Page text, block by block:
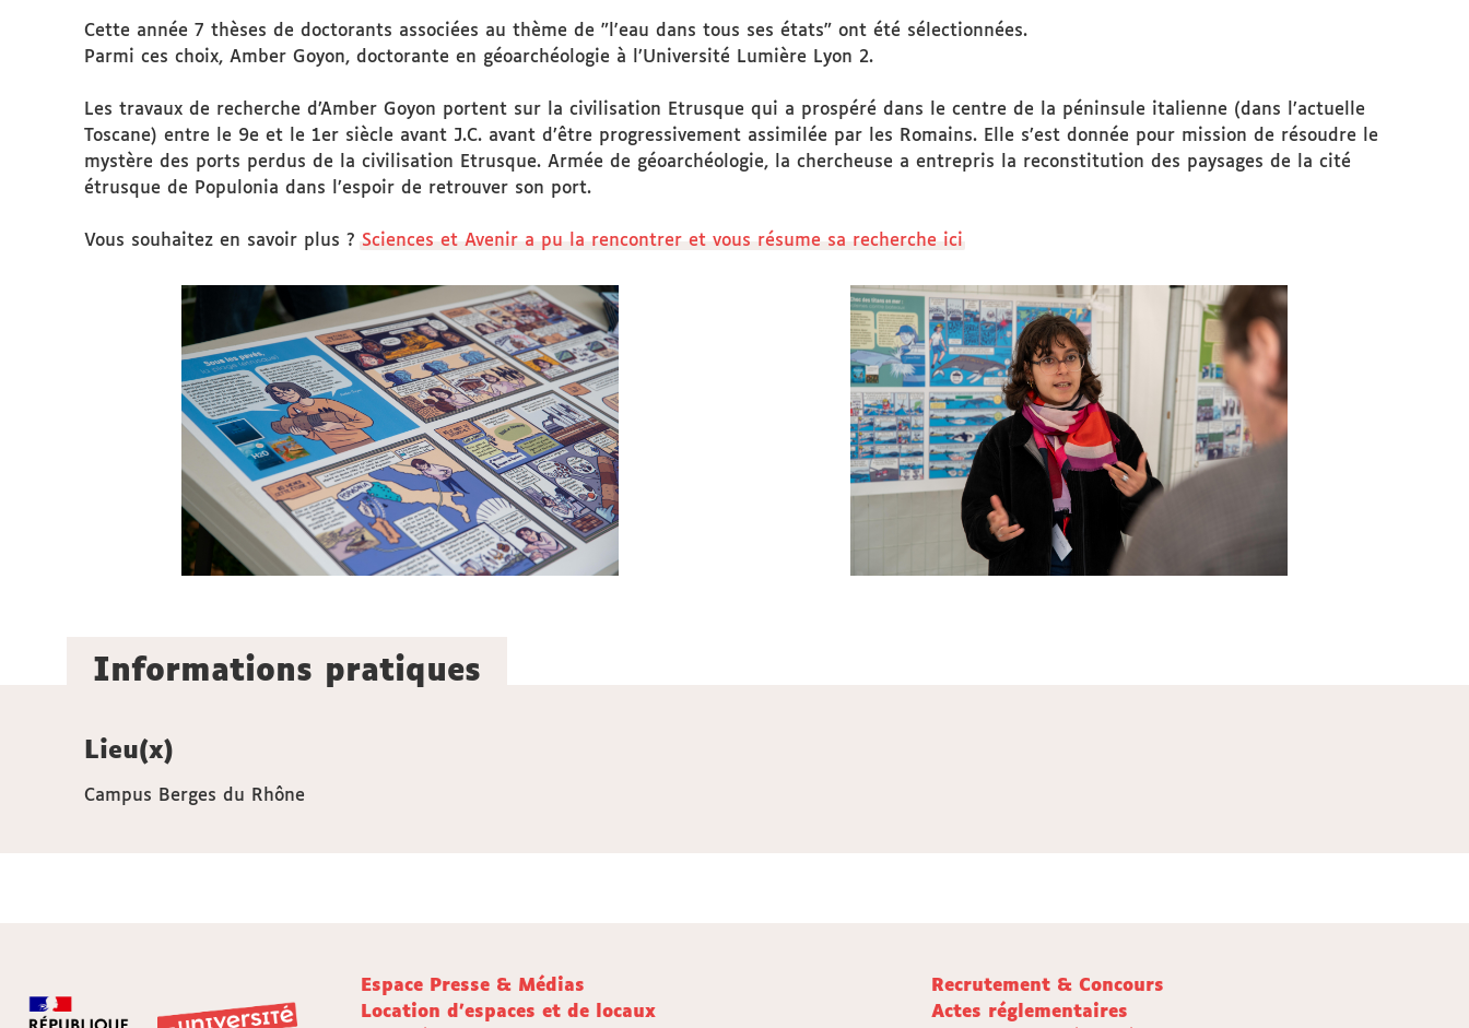
Cette année 7 thèses de doctorants associées au thème de "l'eau dans tous ses états" ont été sélectionnées.
Parmi ces choix, Amber Goyon, doctorante en géoarchéologie à l’Université Lumière Lyon 2.
Les travaux de recherche d’Amber Goyon portent sur la civilisation Etrusque qui a prospéré dans le centre de la péninsule italienne (dans l’actuelle
Toscane) entre le 9e et le 1er siècle avant J.C. avant d’être progressivement assimilée par les Romains. Elle s’est donnée pour mission de résoudre le
mystère des ports perdus de la civilisation Etrusque. Armée de géoarchéologie, la chercheuse a entrepris la reconstitution des paysages de la cité
étrusque de Populonia dans l’espoir de retrouver son port.
Vous souhaitez en savoir plus ? Sciences et Avenir a pu la rencontrer et vous résume sa recherche ici
Informations pratiques
Lieu(x)
Campus Berges du Rhône
Espace Presse & Médias
Recrutement & Concours
Location d'espaces et de locaux
Actes réglementaires